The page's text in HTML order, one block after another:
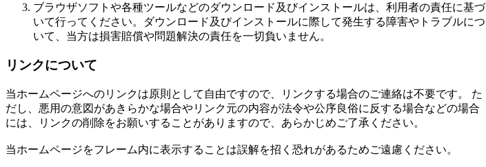
ブラウザソフトや各種ツールなどのダウンロード及びインストールは、利用者の責任に基づ
いて行ってください。ダウンロード及びインストールに際して発生する障害やトラブルにつ
いて、当方は損害賠償や問題解決の責任を一切負いません。
リンクについて
当ホームページへのリンクは原則として自由ですので、リンクする場合のご連絡は不要です。 た
だし、悪用の意図があきらかな場合やリンク元の内容が法令や公序良俗に反する場合などの場合
には、リンクの削除をお願いすることがありますので、あらかじめご了承ください。
当ホームページをフレーム内に表示することは誤解を招く恐れがあるためご遠慮ください。